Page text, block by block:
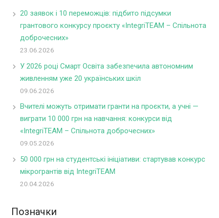
20 заявок і 10 переможців: підбито підсумки
грантового конкурсу проєкту «IntegriTEAM – Спільнота
доброчесних»
23.06.2026
У 2026 році Смарт Освіта забезпечила автономним
живленням уже 20 українських шкіл
09.06.2026
Вчителі можуть отримати гранти на проєкти, а учні —
виграти 10 000 грн на навчання: конкурси від
«IntegriTEAM – Спільнота доброчесних»
09.05.2026
50 000 грн на студентські ініціативи: стартував конкурс
мікрогрантів від IntegriTEAM
20.04.2026
Позначки